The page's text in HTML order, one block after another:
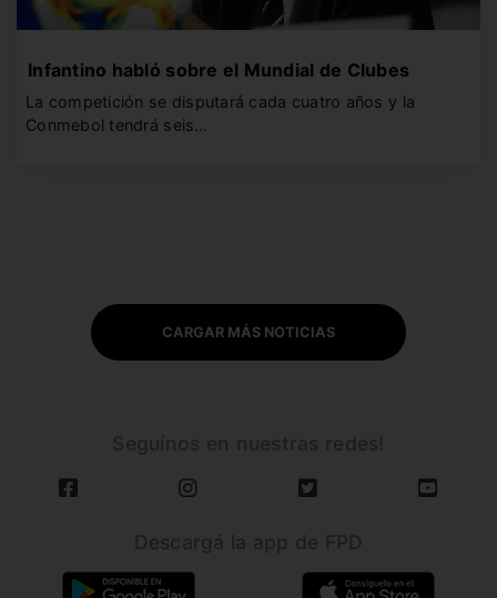
Infantino habló sobre el Mundial de Clubes
La competición se disputará cada cuatro años y la
Conmebol tendrá seis…
CARGAR MÁS NOTICIAS